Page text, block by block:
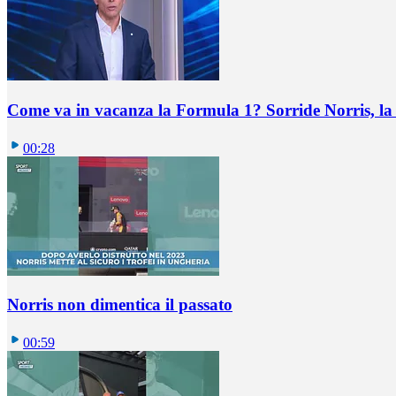
Come va in vacanza la Formula 1? Sorride Norris,
00:28
Norris non dimentica il passato
00:59